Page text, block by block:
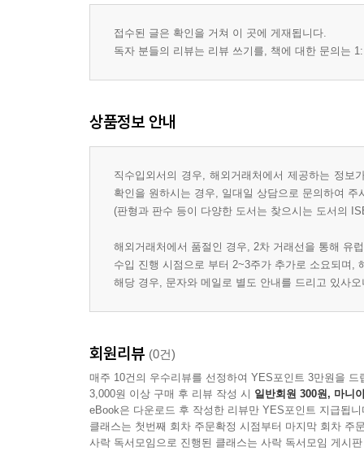
접수된 글은 확인을 거쳐 이 곳에 게재됩니다.
독자 분들의 리뷰는 리뷰 쓰기를, 책에 대한 문의는
상품정보 안내
직수입외서의 경우, 해외거래처에서 제공하는 정
확인을 원하시는 경우, 일대일 상담으로 문의하여 주
(판형과 판수 등이 다양한 도서는 찾으시는 도서의
해외거래처에서 품절인 경우, 2차 거래선을 통해 유
수입 진행 시점으로 부터 2~3주가 추가로 소요되며,
해당 경우, 문자와 메일로 별도 안내를 드리고 있사
회원리뷰 (0건)
매주 10건의 우수리뷰를 선정하여 YES포인트 3만원을 드
3,000원 이상 구매 후 리뷰 작성 시 일반회원 300원, 마니
eBook은 다운로드 후 작성한 리뷰만 YES포인트 지급됩니
클래스는 첫번째 회차 주문확정 시점부터 마지막 회차 주
사락 독서모임으로 진행된 클래스는 사락 독서모임 게시